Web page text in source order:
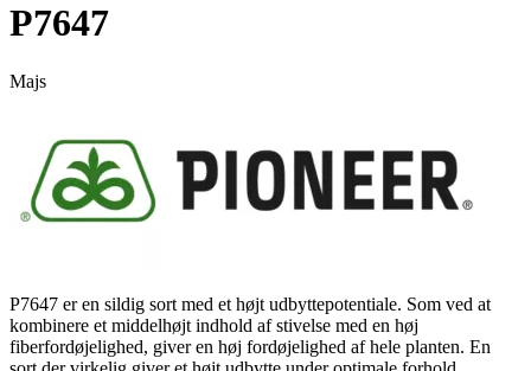
P7647
Majs
P7647 er en sildig sort med et højt udbyttepotentiale. Som ved at
kombinere et middelhøjt indhold af stivelse med en høj
fiberfordøjelighed, giver en høj fordøjelighed af hele planten. En